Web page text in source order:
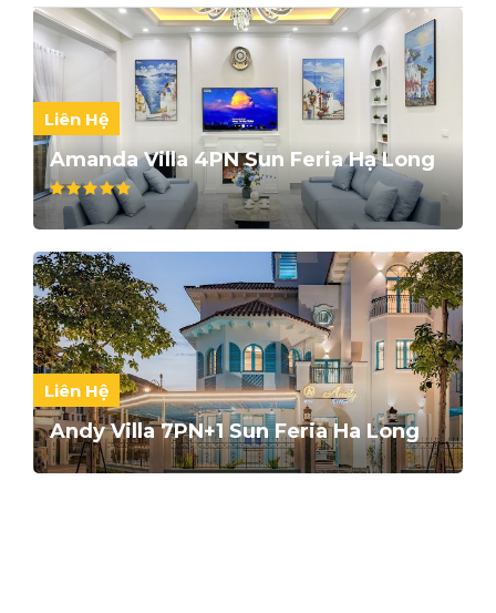
Liên Hệ
Amanda Villa 4PN Sun Feria Hạ Long
Liên Hệ
Andy Villa 7PN+1 Sun Feria Ha Long